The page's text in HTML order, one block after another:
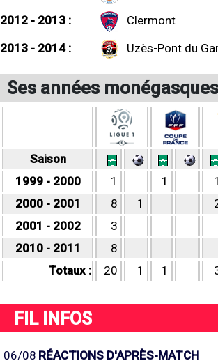
2012 - 2013 :
Clermont
2013 - 2014 :
Uzès-Pont du
Ses années monégasques
Saison
1999 - 2000
1 1 1
2000 - 2001
8 1
2001 - 2002
3
2010 - 2011
8
Totaux :
20 1 1
FIL INFOS
06/08 RÉACTIONS D'APRÈS-MATCH